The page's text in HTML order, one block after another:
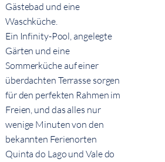
Gästebad und eine
Waschküche.
Ein Infinity-Pool, angelegte
Gärten und eine
Sommerküche auf einer
überdachten Terrasse sorgen
für den perfekten Rahmen im
Freien, und das alles nur
wenige Minuten von den
bekannten Ferienorten
Quinta do Lago und Vale do